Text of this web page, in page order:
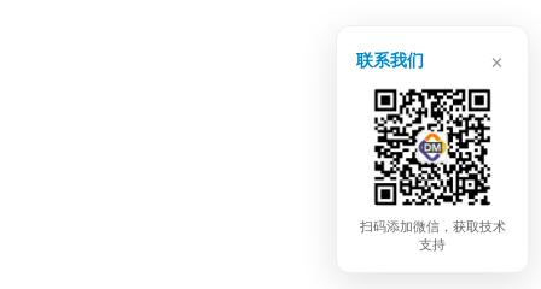
联系我们 ×
扫码添加微信，获取技术
支持